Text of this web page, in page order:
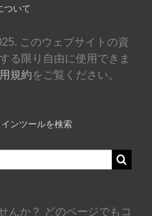
ついて
このウェブサイトの資
る限り自由に使用できま
規約をご覧ください。
ンツールを検索
んか？ どのページでもコ